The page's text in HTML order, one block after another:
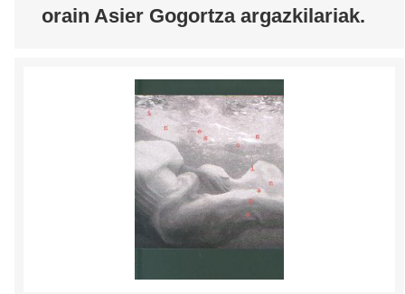
orain Asier Gogortza argazkilariak.